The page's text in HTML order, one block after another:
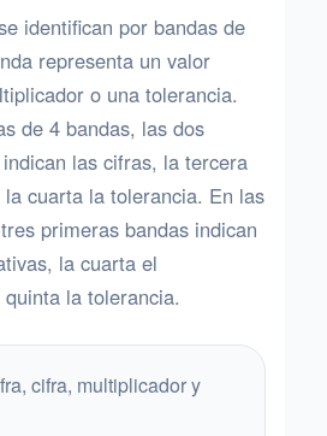
identifican por bandas de
representa un valor
o una tolerancia.
de 4 bandas, las dos
las cifras, la tercera
cuarta la tolerancia. En las
primeras bandas indican
la cuarta el
la tolerancia.
cifra, multiplicador y